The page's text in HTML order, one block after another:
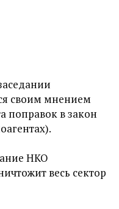
своим мнением
поправок в закон
НКО
весь сектор